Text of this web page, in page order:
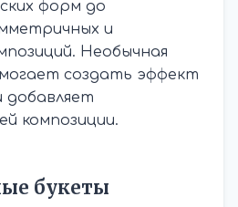
форм до
и
Необычная
создать эффект
добавляет
композиции.
букеты